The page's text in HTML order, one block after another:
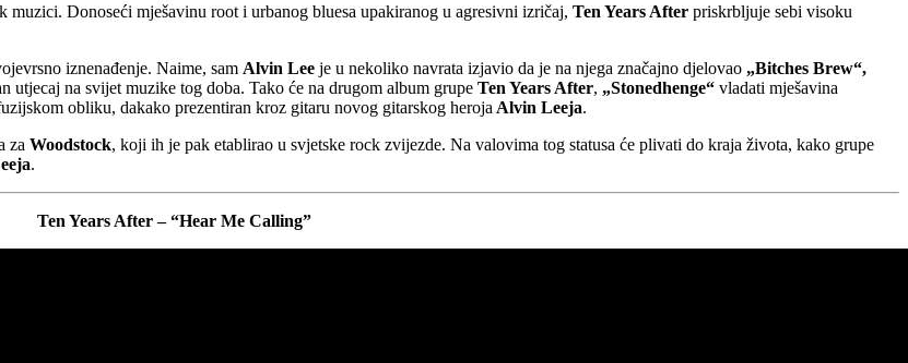
muzici. Donoseći mješavinu root i urbanog bluesa upakiranog u agresivni izričaj, Ten Years After priskrbljuje sebi visoku
iznenađenje. Naime, sam Alvin Lee je u nekoliko navrata izjavio da je na njega značajno djelovao „Bitches Brew“,
na svijet muzike tog doba. Tako će na drugom album grupe Ten Years After, „Stonedhenge“ vladati mješavina
obliku, dakako prezentiran kroz gitaru novog gitarskog heroja Alvin Leeja.
za Woodstock, koji ih je pak etablirao u svjetske rock zvijezde. Na valovima tog statusa će plivati do kraja života, kako grupe
.
Ten Years After – “Hear Me Calling”